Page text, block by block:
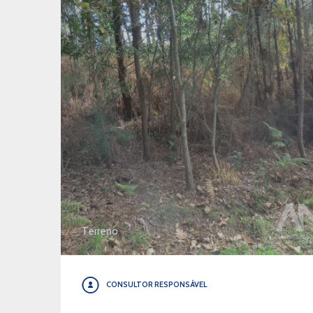
Terreno
CONSULTOR RESPONSÁVEL